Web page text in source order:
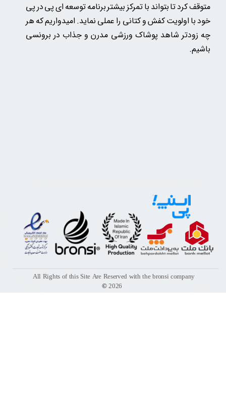
متوقف کرد تا بتواند با تمرکز بیشتر برنامه توسعه ای پی در پی
خود با اولویت کفش و کتانی را عملی نماید. امیدواریم که هر
چه زودتر شاهد پوشاک ورزشی مدرن و جذاب در برونسی
باشیم.
All Rights of this Site Are Reserved with the bronsi company
©